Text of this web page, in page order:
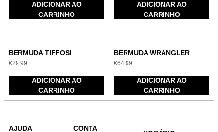
ADICIONAR AO
CARRINHO
ADICIONAR AO
CARRINHO
BERMUDA TIFFOSI
€29.99
ADICIONAR AO
CARRINHO
BERMUDA WRANGLER
€64.99
ADICIONAR AO
CARRINHO
AJUDA
CONTA